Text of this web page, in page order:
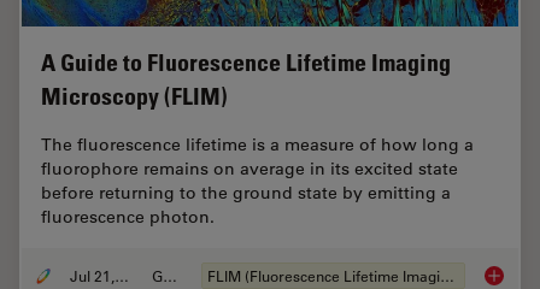
A Guide to Fluorescence Lifetime Imaging
Microscopy (FLIM)
The fluorescence lifetime is a measure of how long a
fluorophore remains on average in its excited state
before returning to the ground state by emitting a
fluorescence photon.
Jul 21, 2022 Guida FLIM (Fluorescence Lifetime Imaging Microscopy) A